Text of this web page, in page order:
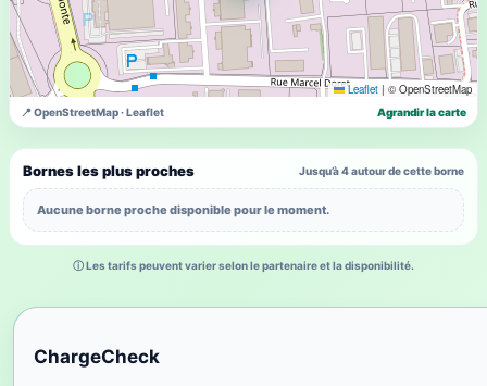
Leaflet | © OpenStreetMap
📍 OpenStreetMap · Leaflet Agrandir la carte
Bornes les plus proches Jusqu’à 4 autour de cette borne
Aucune borne proche disponible pour le moment.
ⓘ Les tarifs peuvent varier selon le partenaire et la disponibilité.
ChargeCheck